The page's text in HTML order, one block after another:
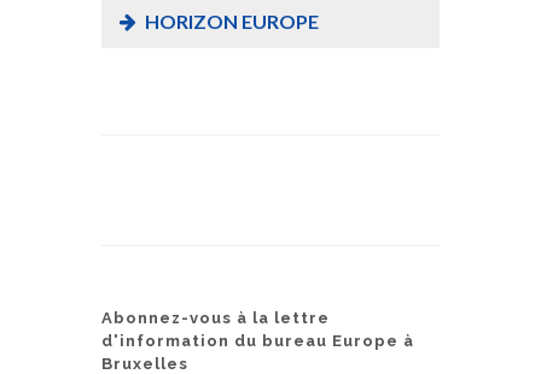
HORIZON EUROPE
Abonnez-vous à la lettre
d'information du bureau Europe à
Bruxelles